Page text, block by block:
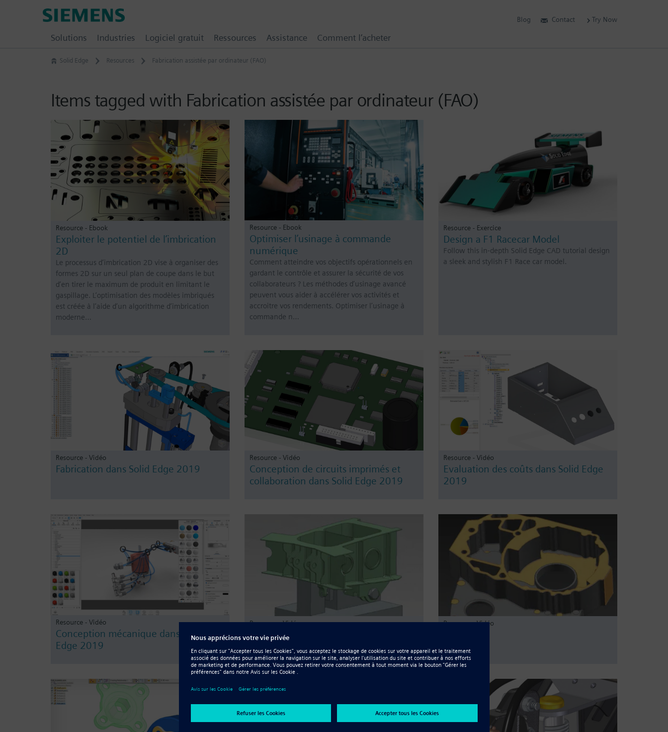
Solid Edge Resources Fabrication assistée par ordinateur (FAO)
Items tagged with Fabrication assistée par ordinateur (FAO)
Resource - Ebook
Exploiter le potentiel de l’imbrication
2D
Le processus d’imbrication 2D vise à organiser des
formes 2D sur un seul plan de coupe dans le but
d’en tirer le maximum de produit en limitant le
gaspillage. L’optimisation des modèles imbriqués
est créée à l’aide d’un algorithme d’imbrication
moderne…
Resource - Ebook
Optimiser l’usinage à commande
numérique
Comment atteindre vos objectifs opérationnels en
gardant le contrôle et assurer la sécurité de vos
collaborateurs ? Les méthodes d’usinage avancé
peuvent vous aider à accélérer vos activités et
accroitre vos rendements. Optimiser l’usinage à
commande n…
Resource - Exercice
Design a F1 Racecar Model
Follow this in-depth Solid Edge CAD tutorial design
a sleek and stylish F1 Race car model.
Resource - Vidéo
Fabrication dans Solid Edge 2019
Resource - Vidéo
Conception de circuits imprimés et
collaboration dans Solid Edge 2019
Resource - Vidéo
Evaluation des coûts dans Solid Edge
2019
Resource - Vidéo
Conception mécanique dans Solid
Edge 2019
Resource - Vidéo
CAMWorks for Solid Edge
Resource - Vidéo
Industries
–
Life
Blog Contact Try Now
Solutions Industries Logiciel gratuit Ressources Assistance Comment l’acheter